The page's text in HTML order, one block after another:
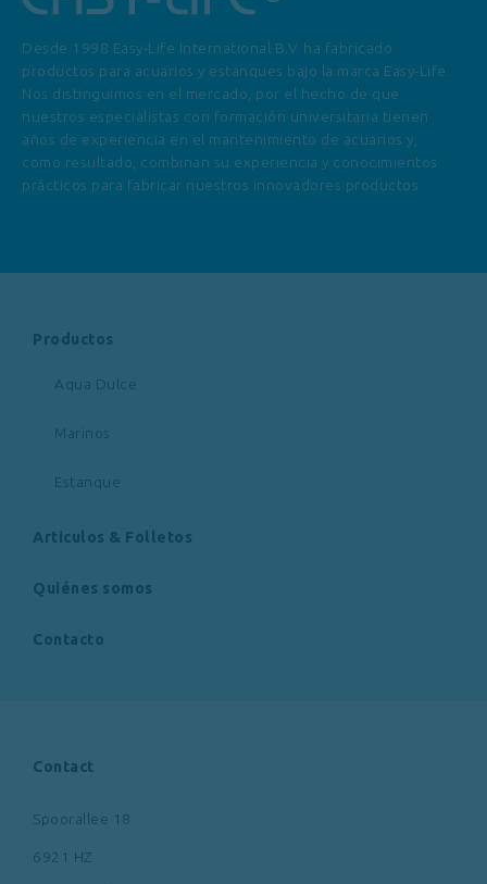
Desde 1998 Easy-Life International B.V. ha fabricado
productos para acuarios y estanques bajo la marca Easy-Life.
Nos distinguimos en el mercado, por el hecho de que
nuestros especialistas con formación universitaria tienen
años de experiencia en el mantenimiento de acuarios y,
como resultado, combinan su experiencia y conocimientos
prácticos para fabricar nuestros innovadores productos.
Productos
Aqua Dulce
Marinos
Estanque
Articulos & Folletos
Quiénes somos
Contacto
Contact
Spoorallee 18
6921 HZ